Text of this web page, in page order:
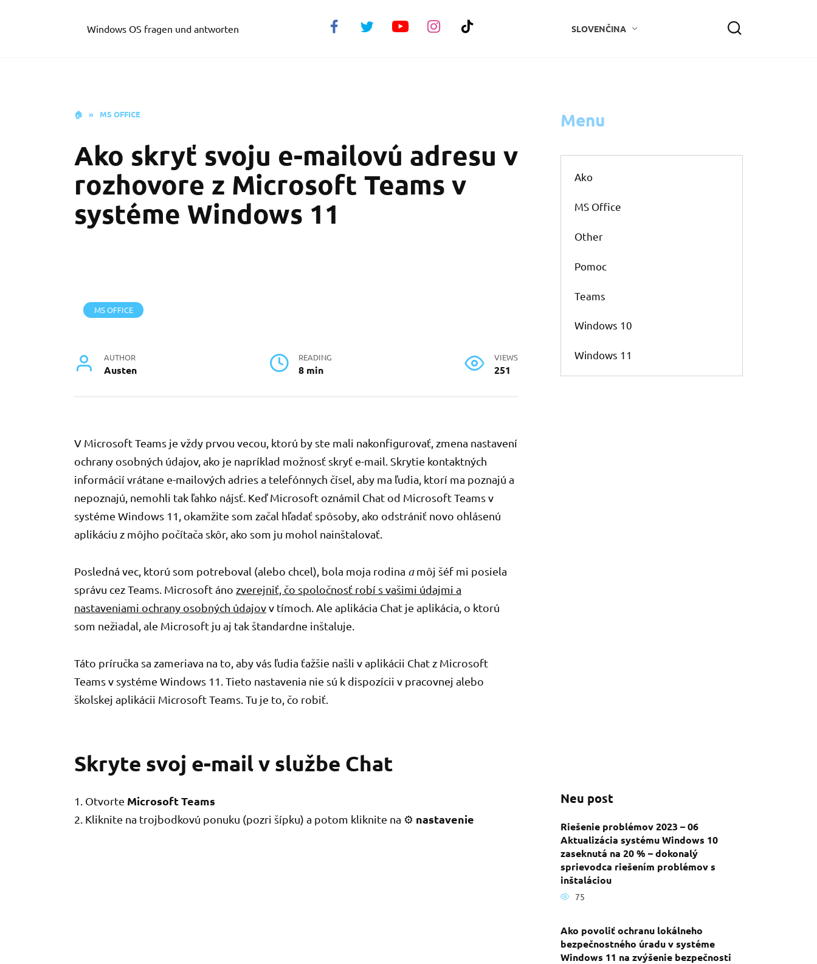
Windows OS fragen und antworten SLOVENČINA
🏠 » MS OFFICE
Ako skryť svoju e-mailovú adresu v
rozhovore z Microsoft Teams v
systéme Windows 11
MS OFFICE
AUTHOR
Austen
READING
8 min
VIEWS
251
V Microsoft Teams je vždy prvou vecou, ​​ktorú by ste mali nakonfigurovať, zmena nastavení
ochrany osobných údajov, ako je napríklad možnosť skryť e-mail. Skrytie kontaktných
informácií vrátane e-mailových adries a telefónnych čísel, aby ma ľudia, ktorí ma poznajú a
nepoznajú, nemohli tak ľahko nájsť. Keď Microsoft oznámil Chat od Microsoft Teams v
systéme Windows 11, okamžite som začal hľadať spôsoby, ako odstrániť novo ohlásenú
aplikáciu z môjho počítača skôr, ako som ju mohol nainštalovať.
Posledná vec, ktorú som potreboval (alebo chcel), bola moja rodina amôj šéf mi posiela
správu cez Teams. Microsoft áno zverejniť, čo spoločnosť robí s vašimi údajmi a
nastaveniami ochrany osobných údajovv tímoch. Ale aplikácia Chat je aplikácia, o ktorú
som nežiadal, ale Microsoft ju aj tak štandardne inštaluje.
Táto príručka sa zameriava na to, aby vás ľudia ťažšie našli v aplikácii Chat z Microsoft
Teams v systéme Windows 11. Tieto nastavenia nie sú k dispozícii v pracovnej alebo
školskej aplikácii Microsoft Teams. Tu je to, čo robiť.
Skryte svoj e-mail v službe Chat
1. Otvorte Microsoft Teams
2. Kliknite na trojbodkovú ponuku (pozri šípku) a potom kliknite na ⚙️ nastavenie
Menu
Ako
MS Office
Other
Pomoc
Teams
Windows 10
Windows 11
Neu post
Riešenie problémov 2023 – 06
Aktualizácia systému Windows 10
zaseknutá na 20 % – dokonalý
sprievodca riešením problémov s
inštaláciou
75
Ako povoliť ochranu lokálneho
bezpečnostného úradu v systéme
Windows 11 na zvýšenie bezpečnosti